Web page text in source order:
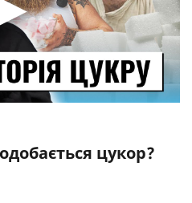
цукор?